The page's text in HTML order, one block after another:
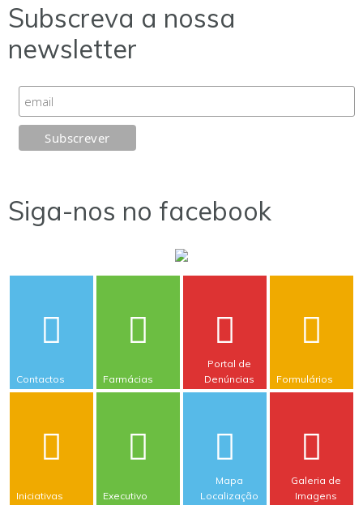
Subscreva a nossa
newsletter
Siga-nos no facebook
Contactos Farmácias
Portal de
Denúncias
Formulários
Iniciativas Executivo
Mapa
Localização
Galeria de
Imagens